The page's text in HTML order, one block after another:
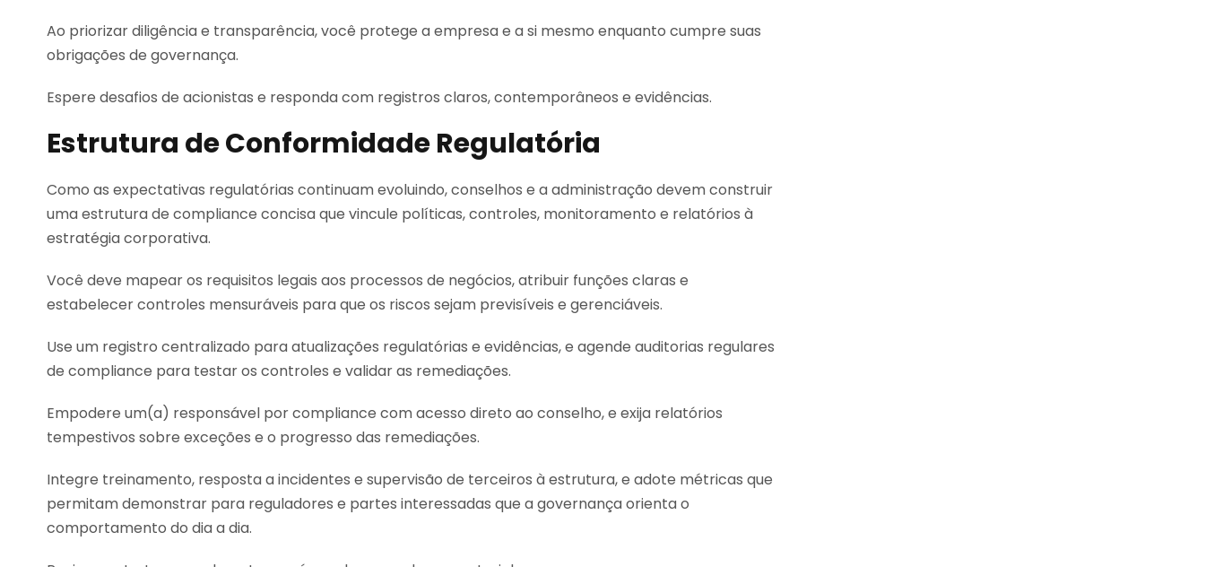
Ao priorizar diligência e transparência, você protege a empresa e a si mesmo enquanto cumpre suas
obrigações de governança.
Espere desafios de acionistas e responda com registros claros, contemporâneos e evidências.
Estrutura de Conformidade Regulatória
Como as expectativas regulatórias continuam evoluindo, conselhos e a administração devem construir
uma estrutura de compliance concisa que vincule políticas, controles, monitoramento e relatórios à
estratégia corporativa.
Você deve mapear os requisitos legais aos processos de negócios, atribuir funções claras e
estabelecer controles mensuráveis para que os riscos sejam previsíveis e gerenciáveis.
Use um registro centralizado para atualizações regulatórias e evidências, e agende auditorias regulares
de compliance para testar os controles e validar as remediações.
Empodere um(a) responsável por compliance com acesso direto ao conselho, e exija relatórios
tempestivos sobre exceções e o progresso das remediações.
Integre treinamento, resposta a incidentes e supervisão de terceiros à estrutura, e adote métricas que
permitam demonstrar para reguladores e partes interessadas que a governança orienta o
comportamento do dia a dia.